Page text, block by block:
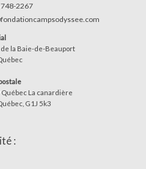
748-2267
de la Baie-de-Beauport
Québec La canardière
G1J 5k3
: